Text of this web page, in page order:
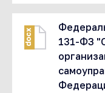
docx
131-ФЗ